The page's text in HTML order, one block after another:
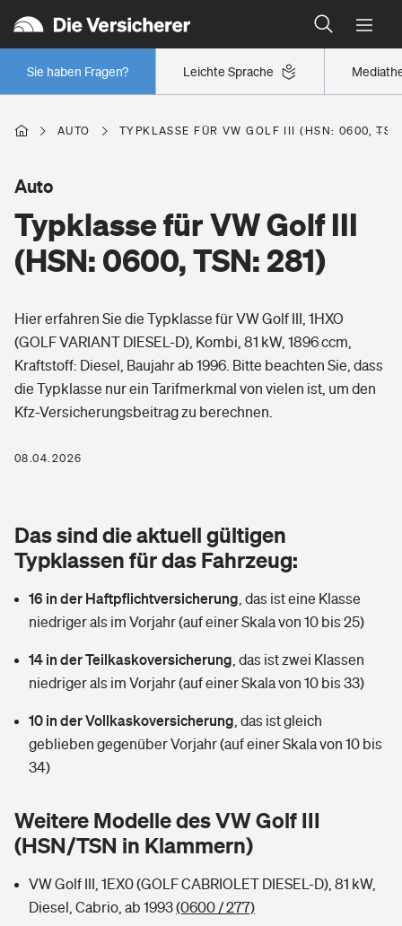
Leichte Sprache
Sie haben Fragen?
Wer versichert was: Jetzt Versicherer finden
Regionalklassen: So ist Ihre Region eingestuft
Wer versichert was: Jetzt Versicherer finden
Berufsunfähigkeitsversicherung
Erwerbsunfähigkeitsversicherung
Grundfähigkeitsversicherung
Arbeitsrechtsschutz
Berufshaftpflichtversicherung
Zur Übersicht
Tools
Wer versichert was: Jetzt Versicherer finden
Sie haben Fragen?
Wohnen
Elementarversicherung
Glasversicherung
Mietkautionsversicherung
Restkreditversicherung
Zur Übersicht
Hochwasser-Check: Wie gefährdet ist Ihr Haus?
Wer versichert was: Jetzt Versicherer finden
Freizeit
Pri­vate Haft­pflicht­
Kinderunfall­ver­si­che­rung
Kinderinvalidität
Reiseversicherung
Pferdehalter-Haftpflicht
Private Cyberversicherung
Musikinstrumentenversicherung
Gesundheit
Private Krankenversicherung
Dread-Disease-Versicherung
Tierkrankenversicherung
Wer versichert was: Jetzt Versicherer finden
Sie haben Fragen?
Rentenrechner: Wie viel Geld bekomme ich im Alter?
AUTO TYPKLASSE FÜR VW GOLF III (HSN: 0600,
Typklasse für VW Golf III
(HSN: 0600, TSN: 281)
Auto
Hier erfahren Sie die Typklasse für VW Golf III, 1HXO
(GOLF VARIANT DIESEL-D), Kombi, 81 kW, 1896 ccm,
Kraftstoff: Diesel, Baujahr ab 1996. Bitte beachten Sie, dass
die Typklasse nur ein Tarifmerkmal von vielen ist, um den
Kfz-Versicherungsbeitrag zu berechnen.
08.04.2026
Das sind die aktuell gültigen
Typklassen für das Fahrzeug:
16 in der Haftpflichtversicherung das ist eine Klasse
niedriger als im Vorjahr (auf einer Skala von 10 bis 25)
14 in der Teilkaskoversicherung das ist zwei Klassen
niedriger als im Vorjahr (auf einer Skala von 10 bis 33)
10 in der Vollkaskoversicherung das ist gleich
geblieben gegenüber Vorjahr (auf einer Skala von 10 bis
34)
Weitere Modelle des VW Golf III
(HSN/TSN in Klammern)
VW Golf III, 1EX0 (GOLF CABRIOLET DIESEL-D), 81 kW,
Diesel, Cabrio, ab 1993(0600 / 277)